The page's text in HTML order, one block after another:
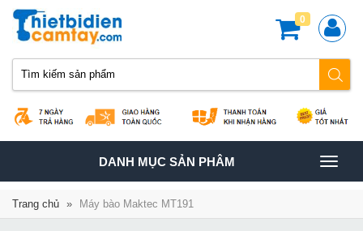
0
TOGGLE
NAVIGATION
DANH MỤC SẢN PHÂM
Trang chủ » Máy bào Maktec MT191